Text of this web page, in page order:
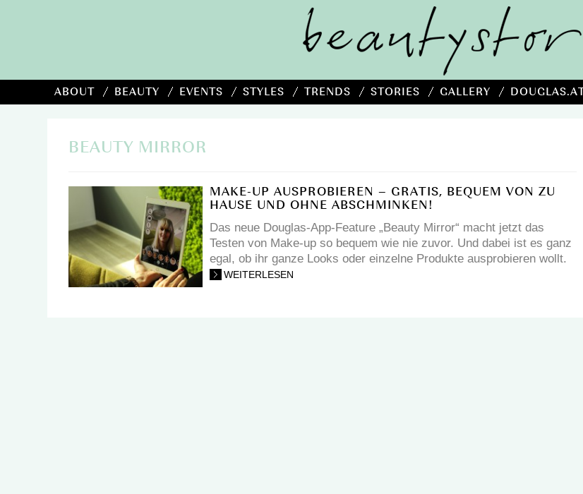
ABOUT BEAUTY EVENTS STYLES TRENDS STORIES GALLERY DOUGLAS.AT
BEAUTY MIRROR
MAKE-UP AUSPROBIEREN – GRATIS, BEQUEM VON ZU
HAUSE UND OHNE ABSCHMINKEN!
Das neue Douglas-App-Feature „Beauty Mirror“ macht jetzt das
Testen von Make-up so bequem wie nie zuvor. Und dabei ist es ganz
egal, ob ihr ganze Looks oder einzelne Produkte ausprobieren wollt.
WEITERLESEN